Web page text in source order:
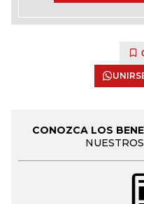
CONOZCA LOS